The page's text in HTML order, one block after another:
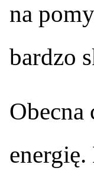
na
bardzo
Obecna
energię.